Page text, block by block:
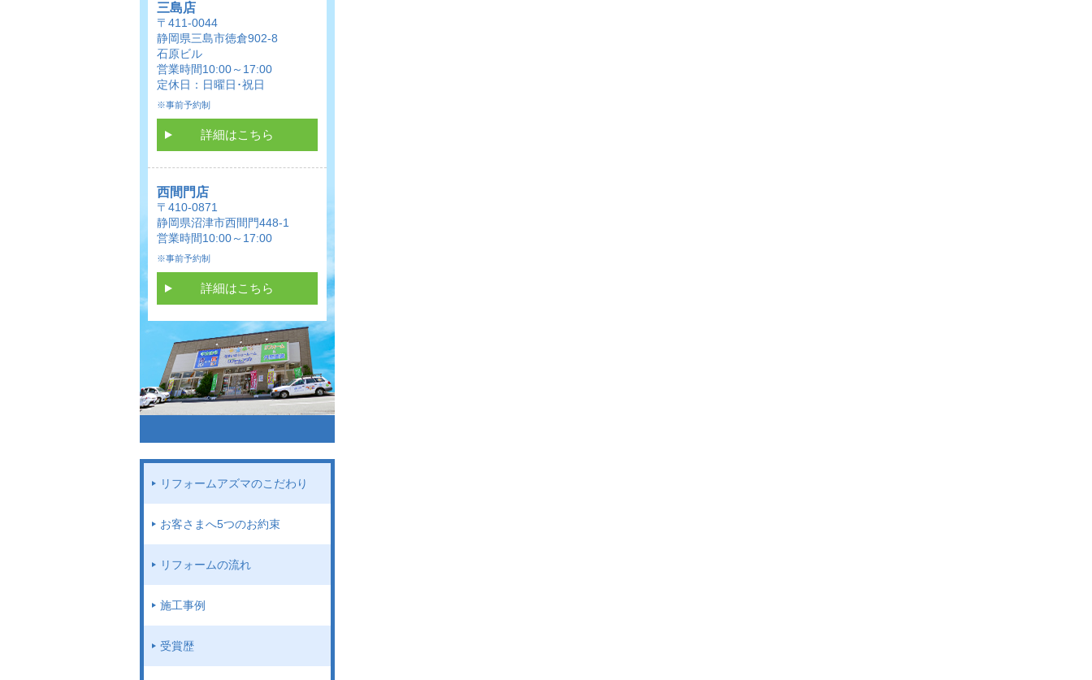
三島店
〒411-0044
静岡県三島市徳倉902-8
石原ビル
営業時間10:00～17:00
定休日：日曜日･祝日
※事前予約制
詳細はこちら
西間門店
〒410-0871
静岡県沼津市西間門448-1
営業時間10:00～17:00
※事前予約制
詳細はこちら
リフォームアズマのこだわり
お客さまへ5つのお約束
リフォームの流れ
施工事例
受賞歴